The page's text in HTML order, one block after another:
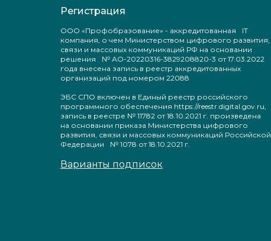
Регистрация
ООО «Профобразование» - аккредитованная IT
компания, о чем Министерством цифрового развития,
связи и массовых коммуникаций РФ на основании
решения № АО-20220316-3829208820-3 от 17.03.2022
года внесена запись в реестр аккредитованных
организаций под номером 22088
ЭБС СПО включен в Единый реестр российского
программного обеспечения https://reestr.digital.gov.ru,
запись в реестре № 11782 от 18.10.2021 г. произведена
на основании приказа Министерства цифрового
развития, связи и массовых коммуникаций Российской
Федерации № 1078 от 18.10.2021 г.
Варианты подписок